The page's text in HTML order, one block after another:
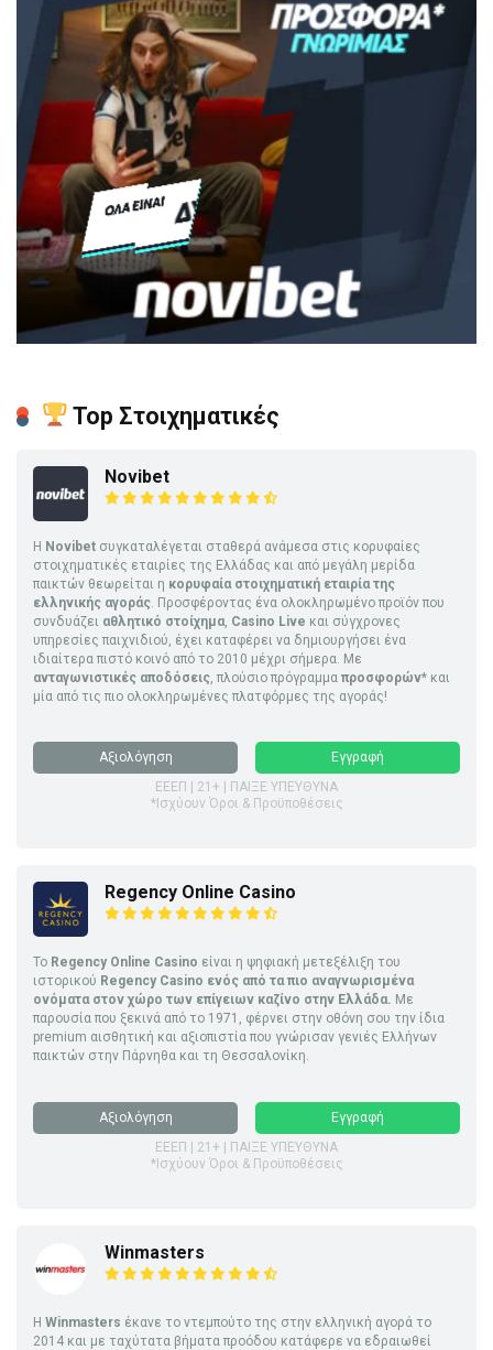
Top Στοιχηματικές
Novibet
Η Novibet συγκαταλέγεται σταθερά ανάμεσα στις κορυφαίες
στοιχηματικές εταιρίες της Ελλάδας και από μεγάλη μερίδα
παικτών θεωρείται η κορυφαία στοιχηματική εταιρία της
ελληνικής αγοράς . Προσφέροντας ένα ολοκληρωμένο προϊόν που
συνδυάζει αθλητικό στοίχημα Casino Live και σύγχρονες
υπηρεσίες παιχνιδιού, έχει καταφέρει να δημιουργήσει ένα
ιδιαίτερα πιστό κοινό από το 2010 μέχρι σήμερα. Με
ανταγωνιστικές αποδόσεις , πλούσιο πρόγραμμα προσφορών* και
μία από τις πιο ολοκληρωμένες πλατφόρμες της αγοράς!
Αξιολόγηση
Εγγραφή
ΕΕΕΠ | 21+ | ΠΑΙΞΕ ΥΠΕΥΘΥΝΑ
*Ισχύουν Όροι & Προϋποθέσεις
Regency Online Casino
Το Regency Online Casino είναι η ψηφιακή μετεξέλιξη του
ιστορικού Regency Casino ενός από τα πιο αναγνωρισμένα
ονόματα στον χώρο των επίγειων καζίνο στην Ελλάδα. Με
παρουσία που ξεκινά από το 1971, φέρνει στην οθόνη σου την ίδια
premium αισθητική και αξιοπιστία που γνώρισαν γενιές Ελλήνων
παικτών στην Πάρνηθα και τη Θεσσαλονίκη.
Αξιολόγηση
Εγγραφή
ΕΕΕΠ | 21+ | ΠΑΙΞΕ ΥΠΕΥΘΥΝΑ
*Ισχύουν Όροι & Προϋποθέσεις
Winmasters
Η Winmasters έκανε το ντεμπούτο της στην ελληνική αγορά το
2014 και με ταχύτατα βήματα προόδου κατάφερε να εδραιωθεί